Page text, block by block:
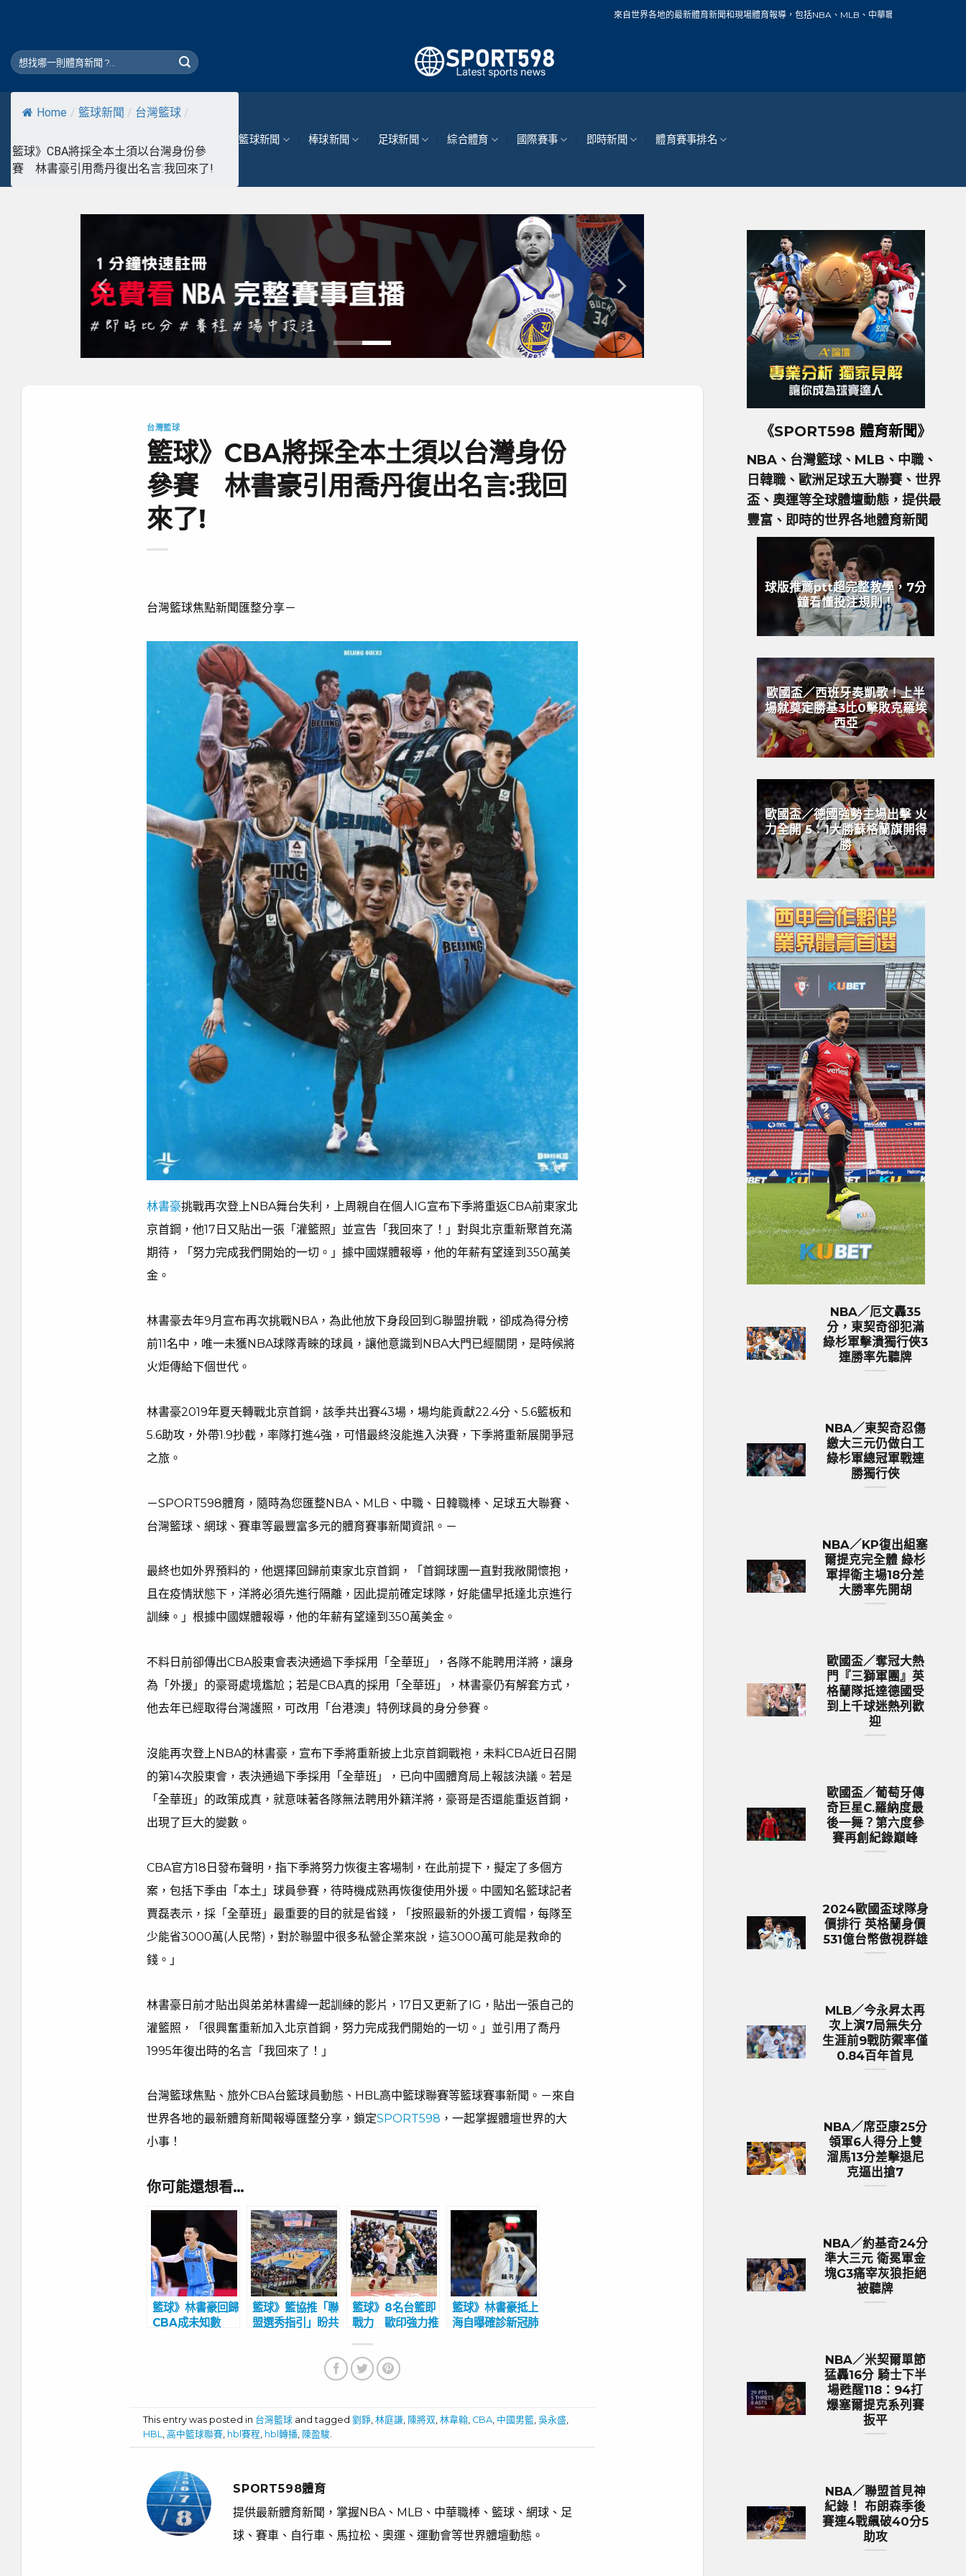
來自世界各地的最新體育新聞和現場體育報導，包括NBA、MLB、中華職棒、籃球、網球、足球、賽車、自行
Home / 籃球新聞 / 台灣籃球 /
籃球》CBA將採全本土須以台灣身份參
賽 林書豪引用喬丹復出名言:我回來了!
籃球新聞 棒球新聞 足球新聞 綜合體育 國際賽事 即時新聞 體育賽事排名
台灣籃球
籃球》CBA將採全本土須以台灣身份
參賽 林書豪引用喬丹復出名言:我回
來了!
台灣籃球焦點新聞匯整分享－
林書豪挑戰再次登上NBA舞台失利，上周親自在個人IG宣布下季將重返CBA前東家北
京首鋼，他17日又貼出一張「灌籃照」並宣告「我回來了！」對與北京重新聚首充滿
期待，「努力完成我們開始的一切。」據中國媒體報導，他的年薪有望達到350萬美
金。
林書豪去年9月宣布再次挑戰NBA，為此他放下身段回到G聯盟拚戰，卻成為得分榜
前11名中，唯一未獲NBA球隊青睞的球員，讓他意識到NBA大門已經關閉，是時候將
火炬傳給下個世代。
林書豪2019年夏天轉戰北京首鋼，該季共出賽43場，場均能貢獻22.4分、5.6籃板和
5.6助攻，外帶1.9抄截，率隊打進4強，可惜最終沒能進入決賽，下季將重新展開爭冠
之旅。
－SPORT598體育，隨時為您匯整NBA、MLB、中職、日韓職棒、足球五大聯賽、
台灣籃球、網球、賽車等最豐富多元的體育賽事新聞資訊。－
最終也如外界預料的，他選擇回歸前東家北京首鋼，「首鋼球團一直對我敞開懷抱，
且在疫情狀態下，洋將必須先進行隔離，因此提前確定球隊，好能儘早抵達北京進行
訓練。」根據中國媒體報導，他的年薪有望達到350萬美金。
不料日前卻傳出CBA股東會表決通過下季採用「全華班」，各隊不能聘用洋將，讓身
為「外援」的豪哥處境尷尬；若是CBA真的採用「全華班」，林書豪仍有解套方式，
他去年已經取得台灣護照，可改用「台港澳」特例球員的身分參賽。
沒能再次登上NBA的林書豪，宣布下季將重新披上北京首鋼戰袍，未料CBA近日召開
的第14次股東會，表決通過下季採用「全華班」，已向中國體育局上報該決議。若是
「全華班」的政策成真，就意味著各隊無法聘用外籍洋將，豪哥是否還能重返首鋼，
出現了巨大的變數。
CBA官方18日發布聲明，指下季將努力恢復主客場制，在此前提下，擬定了多個方
案，包括下季由「本土」球員參賽，待時機成熟再恢復使用外援。中國知名籃球記者
賈磊表示，採「全華班」最重要的目的就是省錢，「按照最新的外援工資帽，每隊至
少能省3000萬(人民幣)，對於聯盟中很多私營企業來說，這3000萬可能是救命的
錢。」
林書豪日前才貼出與弟弟林書緯一起訓練的影片，17日又更新了IG，貼出一張自己的
灌籃照，「很興奮重新加入北京首鋼，努力完成我們開始的一切。」並引用了喬丹
1995年復出時的名言「我回來了！」
台灣籃球焦點、旅外CBA台籃球員動態、HBL高中籃球聯賽等籃球賽事新聞。－來自
世界各地的最新體育新聞報導匯整分享，鎖定SPORT598 ，一起掌握體壇世界的大
小事！
你可能還想看…
籃球》林書豪回歸
CBA成未知數
籃球》籃協推「聯
盟選秀指引」盼共
籃球》8名台籃即
戰力 歐印強力推
籃球》林書豪抵上
海自曝確診新冠肺
This entry was posted in 台灣籃球 and tagged劉錚 ,林庭謙 陳將双 ,林韋翰 CBA 中國男籃 ,吳永盛
HBL
,高中籃球聯賽 hbl賽程 hbl轉播 陳盈駿
SPORT598體育
提供最新體育新聞，掌握NBA、MLB、中華職棒、籃球、網球、足
球、賽車、自行車、馬拉松、奧運、運動會等世界體壇動態。
《SPORT598 體育新聞》
NBA、台灣籃球、MLB、中職、
日韓職、歐洲足球五大聯賽、世界
盃、奧運等全球體壇動態，提供最
豐富、即時的世界各地體育新聞
球版推薦ptt超完整教學，7分
鐘看懂投注規則！
歐國盃／西班牙奏凱歌！上半
場就奠定勝基3比0擊敗克羅埃
西亞
歐國盃／德國強勢主場出擊 火
力全開 5：1大勝蘇格蘭旗開得
勝
NBA／厄文轟35
分，東契奇卻犯滿
綠杉軍擊潰獨行俠3
連勝率先聽牌
NBA／東契奇忍傷
繳大三元仍做白工
綠杉軍總冠軍戰連
勝獨行俠
NBA／KP復出組塞
爾提克完全體 綠杉
軍捍衛主場18分差
大勝率先開胡
歐國盃／奪冠大熱
門『三獅軍團』英
格蘭隊抵達德國受
到上千球迷熱列歡
迎
歐國盃／葡萄牙傳
奇巨星C.羅納度最
後一舞？第六度參
賽再創紀錄巔峰
2024歐國盃球隊身
價排行 英格蘭身價
531億台幣傲視群雄
MLB／今永昇太再
次上演7局無失分
生涯前9戰防禦率僅
0.84百年首見
NBA／席亞康25分
領軍6人得分上雙
溜馬13分差擊退尼
克逼出搶7
NBA／約基奇24分
準大三元 衛冕軍金
塊G3痛宰灰狼拒絕
被聽牌
NBA／米契爾單節
猛轟16分 騎士下半
場甦醒118：94打
爆塞爾提克系列賽
扳平
NBA／聯盟首見神
紀錄！ 布朗森季後
賽連4戰飆破40分5
助攻